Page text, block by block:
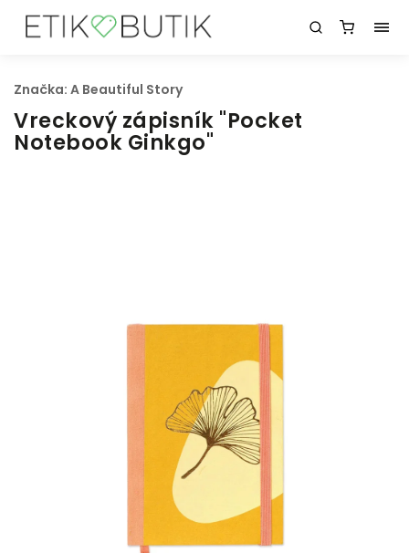
Vreckový zápisník "Pocket
Notebook Ginkgo"
Značka: A Beautiful Story